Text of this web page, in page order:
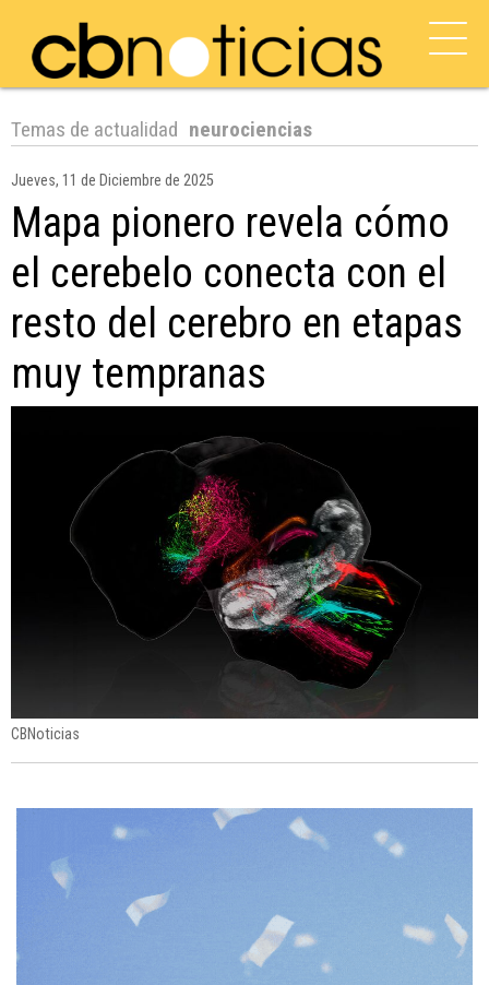
Temas de actualidad neurociencias
Jueves, 11 de Diciembre de 2025
Mapa pionero revela cómo
el cerebelo conecta con el
resto del cerebro en etapas
muy tempranas
CBNoticias